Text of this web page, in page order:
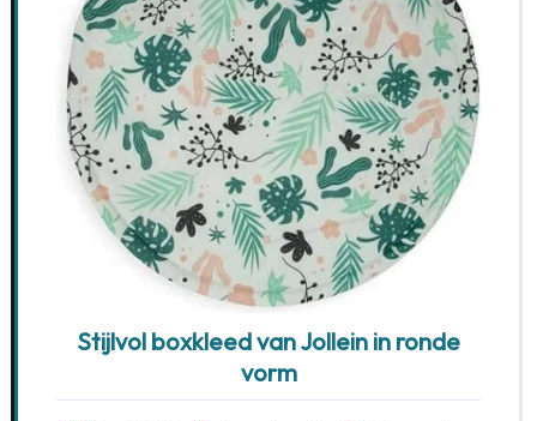
Stijlvol boxkleed van Jollein in ronde
vorm